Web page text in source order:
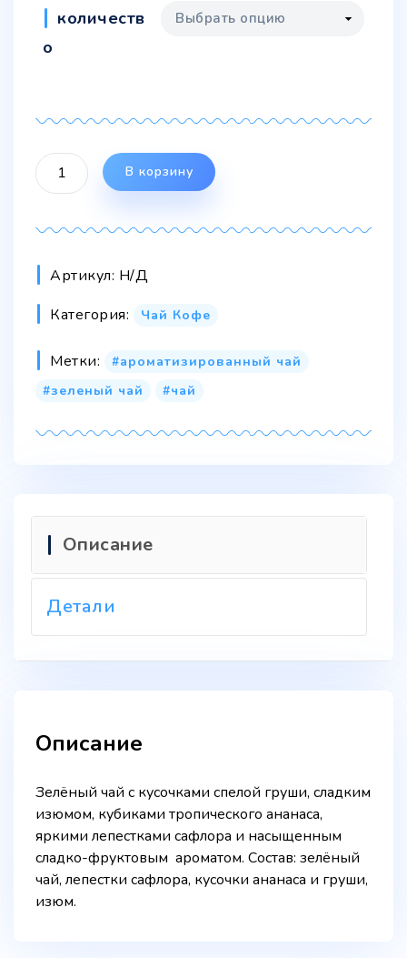
количеств
о
В корзину
Артикул: Н/Д
Категория:
Чай Кофе
Метки:
ароматизированный чай
зеленый чай
чай
Описание
Детали
Описание
Зелёный чай с кусочками спелой груши, сладким
изюмом, кубиками тропического ананаса,
яркими лепестками сафлора и насыщенным
сладко-фруктовым ароматом. Состав: зелёный
чай, лепестки сафлора, кусочки ананаса и груши,
изюм.